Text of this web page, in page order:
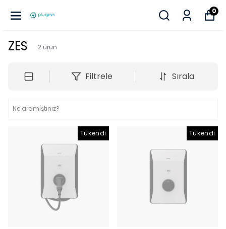
0
ZES 2 ürün
Filtrele Sırala
Tükendi Tükendi